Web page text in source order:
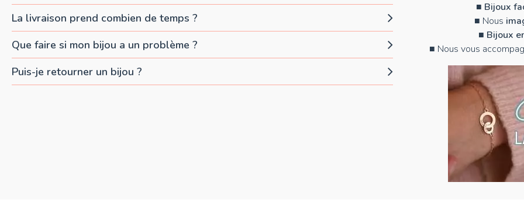
La livraison prend combien de temps ?
Que faire si mon bijou a un problème ?
Puis-je retourner un bijou ?
■ Bijoux
■ Nous
■ Bijoux
■ Nous vous